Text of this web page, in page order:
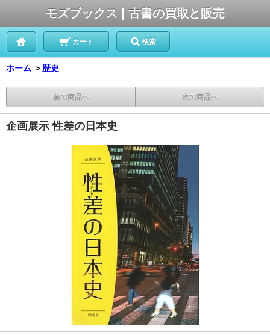
モズブックス | 古書の買取と販売
カート 検索
ホーム ＞ 歴史
前の商品へ 次の商品へ
企画展示 性差の日本史